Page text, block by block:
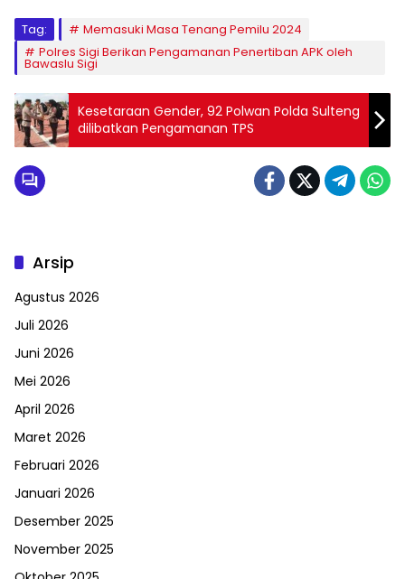
Tag:
Memasuki Masa Tenang Pemilu 2024
Polres Sigi Berikan Pengamanan Penertiban APK oleh
Bawaslu Sigi
Kesetaraan Gender, 92 Polwan Polda Sulteng
dilibatkan Pengamanan TPS
Arsip
Agustus 2026
Juli 2026
Juni 2026
Mei 2026
April 2026
Maret 2026
Februari 2026
Januari 2026
Desember 2025
November 2025